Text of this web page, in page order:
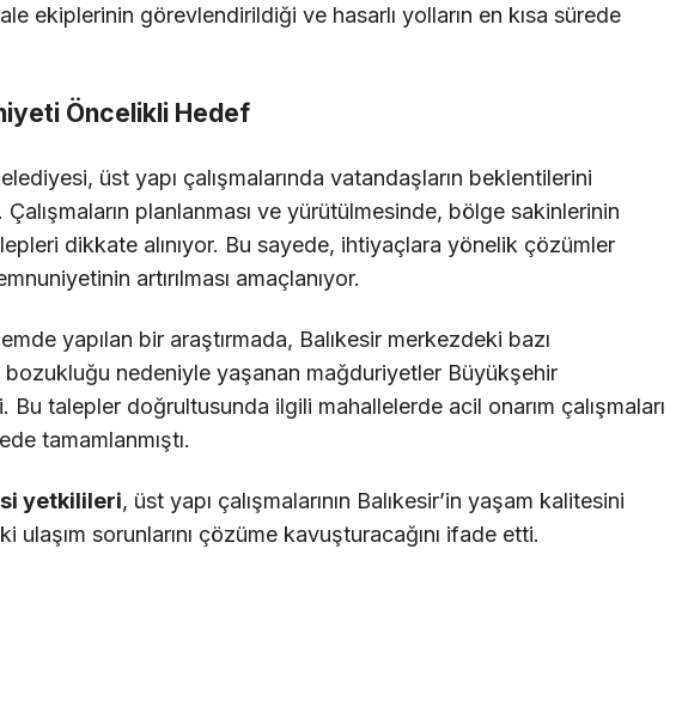
ekiplerinin görevlendirildiği ve hasarlı yolların en kısa sürede
Öncelikli Hedef
üst yapı çalışmalarında vatandaşların beklentilerini
Çalışmaların planlanması ve yürütülmesinde, bölge sakinlerinin
dikkate alınıyor. Bu sayede, ihtiyaçlara yönelik çözümler
artırılması amaçlanıyor.
yapılan bir araştırmada, Balıkesir merkezdeki bazı
bozukluğu nedeniyle yaşanan mağduriyetler Büyükşehir
Bu talepler doğrultusunda ilgili mahallelerde acil onarım çalışmaları
tamamlanmıştı.
yetkilileri, üst yapı çalışmalarının Balıkesir’in yaşam kalitesini
ulaşım sorunlarını çözüme kavuşturacağını ifade etti.